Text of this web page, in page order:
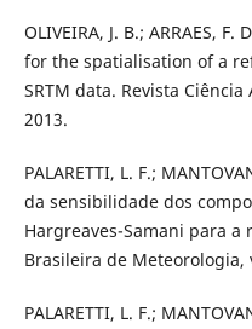
OLIVEIRA, J. B.; ARRAES,
for the spatialisation of a
SRTM data. Revista
2013.
PALARETTI, L. F.;
da sensibilidade dos
Hargreaves-Samani para a
Brasileira de Meteorologia,
PALARETTI, L. F.;